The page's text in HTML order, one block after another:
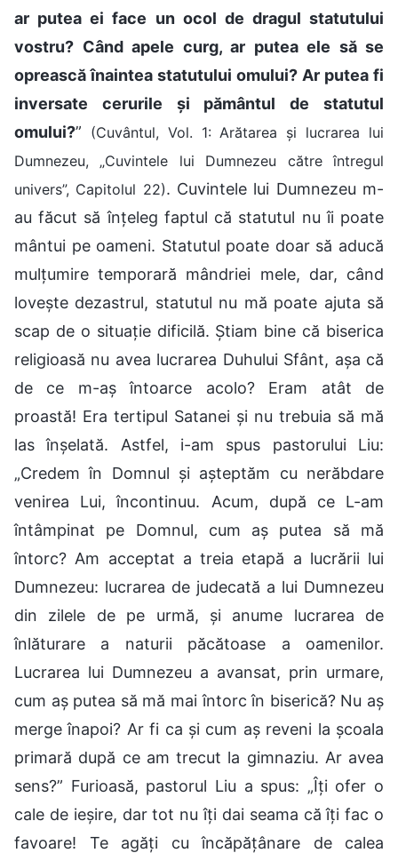
ar putea ei face un ocol de dragul statutului
vostru? Când apele curg, ar putea ele să se
oprească înaintea statutului omului? Ar putea fi
inversate cerurile și pământul de statutul
omului?” (Cuvântul, Vol. 1: Arătarea și lucrarea lui
Dumnezeu, „Cuvintele lui Dumnezeu către întregul
univers”, Capitolul 22). Cuvintele lui Dumnezeu m-
au făcut să înțeleg faptul că statutul nu îi poate
mântui pe oameni. Statutul poate doar să aducă
mulțumire temporară mândriei mele, dar, când
lovește dezastrul, statutul nu mă poate ajuta să
scap de o situație dificilă. Știam bine că biserica
religioasă nu avea lucrarea Duhului Sfânt, așa că
de ce m-aș întoarce acolo? Eram atât de
proastă! Era tertipul Satanei și nu trebuia să mă
las înșelată. Astfel, i-am spus pastorului Liu:
„Credem în Domnul și așteptăm cu nerăbdare
venirea Lui, încontinuu. Acum, după ce L-am
întâmpinat pe Domnul, cum aș putea să mă
întorc? Am acceptat a treia etapă a lucrării lui
Dumnezeu: lucrarea de judecată a lui Dumnezeu
din zilele de pe urmă, și anume lucrarea de
înlăturare a naturii păcătoase a oamenilor.
Lucrarea lui Dumnezeu a avansat, prin urmare,
cum aș putea să mă mai întorc în biserică? Nu aș
merge înapoi? Ar fi ca și cum aș reveni la școala
primară după ce am trecut la gimnaziu. Ar avea
sens?” Furioasă, pastorul Liu a spus: „Îți ofer o
cale de ieșire, dar tot nu îți dai seama că îți fac o
favoare! Te agăți cu încăpățânare de calea